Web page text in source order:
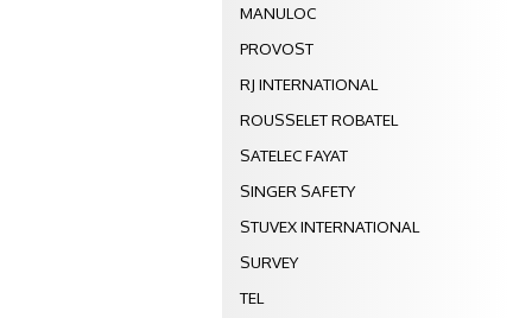
MANULOC
PROVOST
RJ INTERNATIONAL
ROUSSELET ROBATEL
SATELEC FAYAT
SINGER SAFETY
STUVEX INTERNATIONAL
SURVEY
TEL